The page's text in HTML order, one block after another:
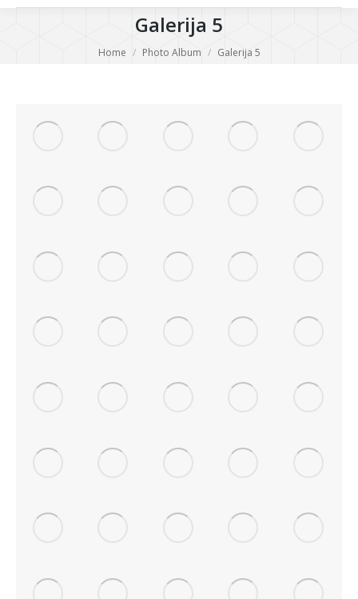
Galerija 5
You are here:
Home Photo Album Galerija 5